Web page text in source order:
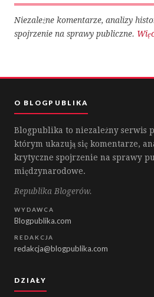
Niezależne komentarze, analizy
spojrzenie na sprawy publiczne.
O BLOGPUBLIKA
Blogpublika to niezależny serwis
którym ukazują się komentarze,
krytyczne spojrzenie na sprawy
międzynarodowe.
Republika Blogerów.
WYDAWCA
Blogpublika.com
REDAKCJA
redakcja@blogpublika.com
DZIAŁY